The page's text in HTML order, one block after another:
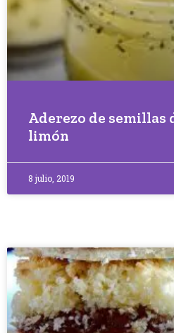
Aderezo de semillas
limón
8 julio, 2019